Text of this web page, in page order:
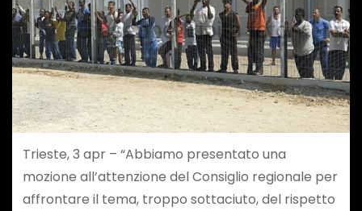
Trieste, 3 apr – “Abbiamo presentato una
mozione all’attenzione del Consiglio regionale per
affrontare il tema, troppo sottaciuto, del rispetto